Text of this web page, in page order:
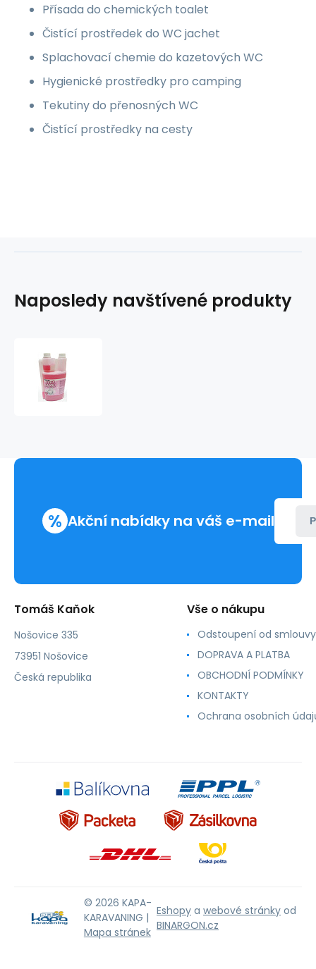
Přísada do chemických toalet
Čistící prostředek do WC jachet
Splachovací chemie do kazetových WC
Hygienické prostředky pro camping
Tekutiny do přenosných WC
Čistící prostředky na cesty
Naposledy navštívené produkty
nádrže
pro
splachování
% Akční nabídky na váš e-mail
Tomáš Kaňok
Nošovice 335
73951 Nošovice
Česká republika
Vše o nákupu
Odstoupení od smlouvy
DOPRAVA A PLATBA
OBCHODNÍ PODMÍNKY
KONTAKTY
Ochrana osobních
© 2026 KAPA-
KARAVANING |
Mapa stránek
Eshopy a webové stránky od
BINARGON.cz